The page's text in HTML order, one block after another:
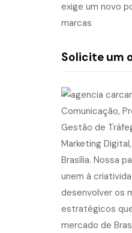
exige um novo
marcas
Solicite um